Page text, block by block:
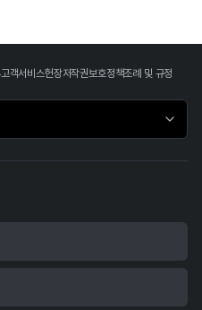
고객서비스헌장저작권보호정책조례 및 규정